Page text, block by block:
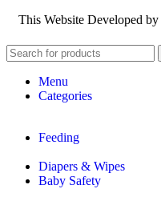
This Website Developed by
Menu
Categories
Feeding
Diapers & Wipes
Baby Safety